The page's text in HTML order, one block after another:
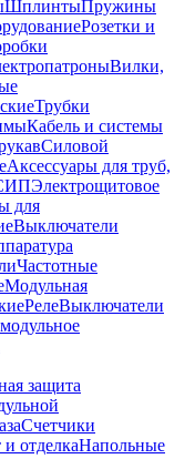
ШплинтыПружины
Розетки и
Вилки,
Трубки
Кабель и системы
Силовой
Аксессуары для труб,
Электрощитовое
для
Выключатели
Частотные
Модульная
РелеВыключатели
защита
Счетчики
отделкаНапольные